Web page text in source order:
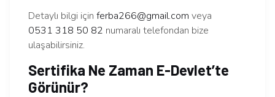
Detaylı bilgi için ferba266@gmail.com veya
0531 318 50 82 numaralı telefondan bize
ulaşabilirsiniz.
Sertifika Ne Zaman E-Devlet’te
Görünür?